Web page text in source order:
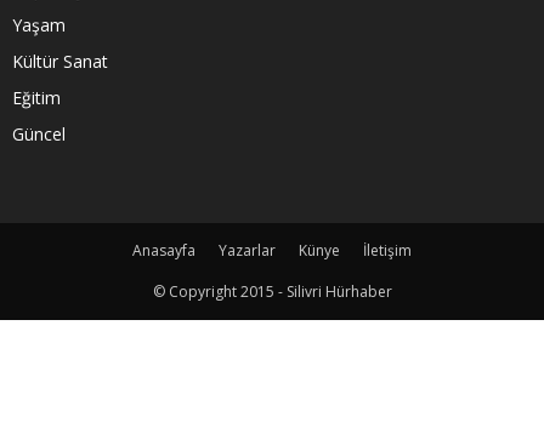
Yaşam
Kültür Sanat
Eğitim
Güncel
Anasayfa Yazarlar Künye
İletişim
© Copyright 2015 - Silivri Hürhaber